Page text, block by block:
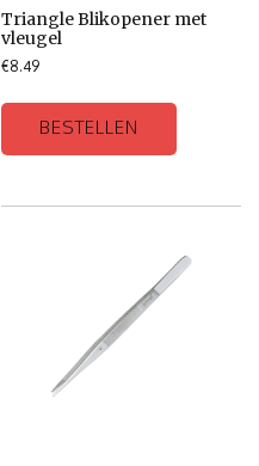
Triangle Blikopener met
vleugel
€8.49
BESTELLEN